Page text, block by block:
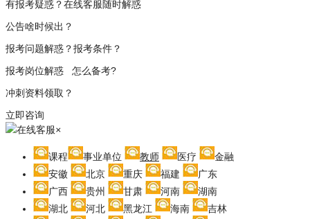
有报考疑惑？在线客服随时解惑
公告啥时候出？
报考问题解惑？报考条件？
报考岗位解惑 怎么备考?
冲刺资料领取？
立即咨询
在线客服×
课程 事业单位 教师 医疗
金融
安徽
北京 重庆 福建
广东
广西
贵州 甘肃 河南
湖南
湖北
河北 黑龙江 海南
吉林